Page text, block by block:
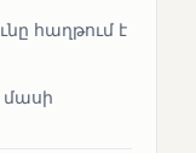
հաղթում է
մասի